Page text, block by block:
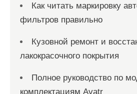
Как читать маркировку
фильтров правильно
Кузовной ремонт и
лакокрасочного покрытия
Полное руководство по
комплектациям Avatr